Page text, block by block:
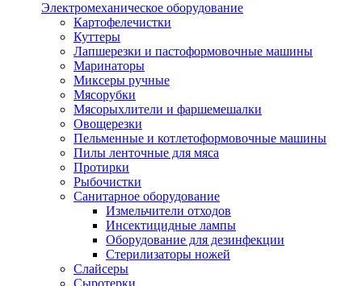
Электромеханическое оборудование
Картофелечистки
Куттеры
Лапшерезки и пастоформовочные машины
Маринаторы
Миксеры ручные
Мясорубки
Мясорыхлители и фаршемешалки
Овощерезки
Пельменные и котлетоформовочные машины
Пилы ленточные для мяса
Протирки
Рыбочистки
Санитарное оборудование
Измельчители отходов
Инсектицидные лампы
Оборудование для дезинфекции
Стерилизаторы ножей
Слайсеры
Сыротерки